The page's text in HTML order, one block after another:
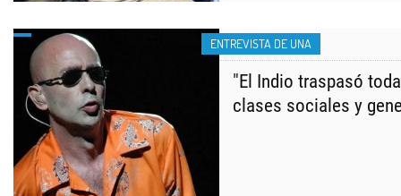
ENTREVISTA DE UNA
"El Indio traspasó
clases sociales y